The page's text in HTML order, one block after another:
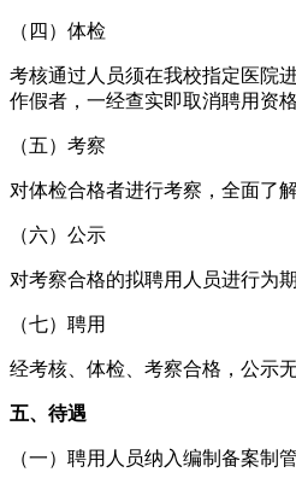
（四）体检
考核通过人员须在我校指定医院
作假者，一经查实即取消聘用资格
（五）考察
对体检合格者进行考察，全面了
（六）公示
对考察合格的拟聘用人员进行为
（七）聘用
经考核、体检、考察合格，公示
五、待遇
（一）聘用人员纳入编制备案制